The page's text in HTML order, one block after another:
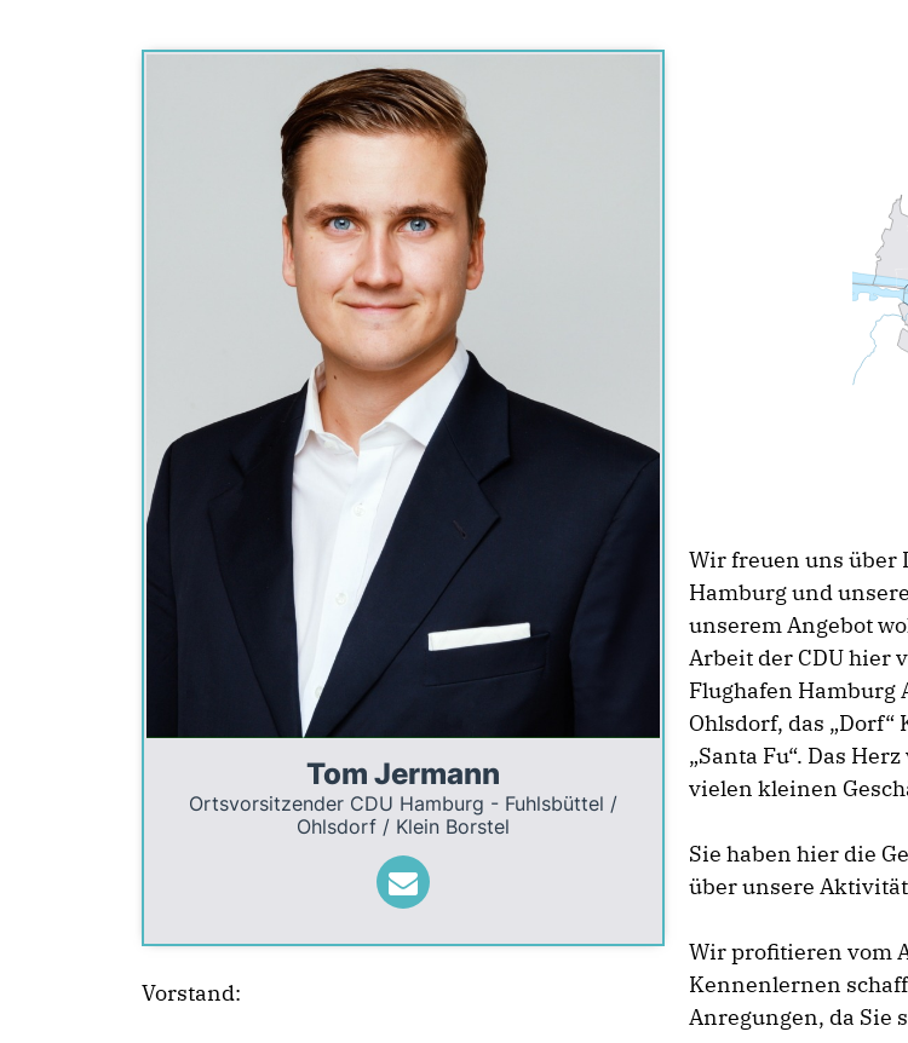
Tom Jermann
Ortsvorsitzender CDU Hamburg - Fuhlsbüttel /
Ohlsdorf / Klein Borstel
Vorstand:
Wir freuen uns über
Hamburg und
unserem Angebot
Arbeit der CDU hier
Flughafen
Ohlsdorf, das
„Santa Fu“. Das
vielen kleinen
Sie haben hier die
über unsere
Wir profitieren vom
Kennenlernen
Anregungen, da Sie